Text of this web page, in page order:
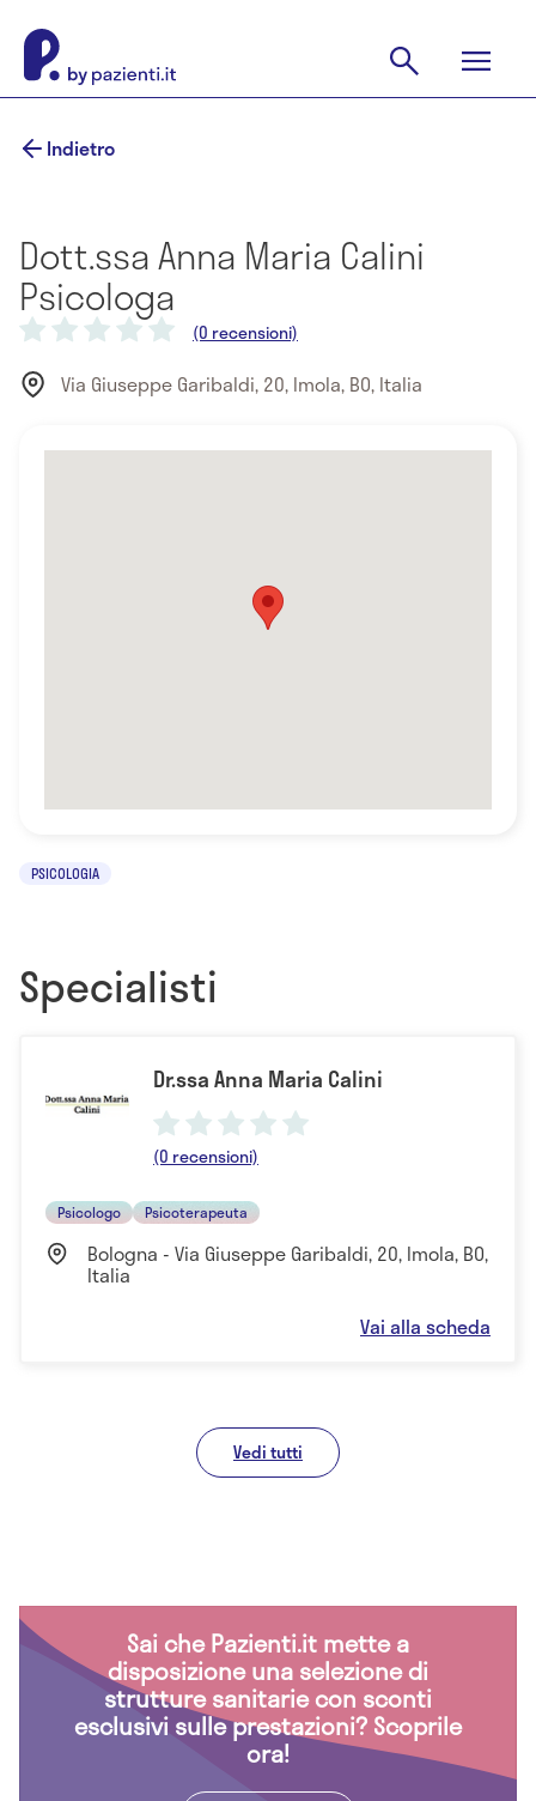
Indietro
Dott.ssa Anna Maria Calini
Psicologa
(0 recensioni)
Via Giuseppe Garibaldi, 20, Imola, BO, Italia
PSICOLOGIA
Specialisti
Dr.ssa Anna Maria Calini
(0 recensioni)
Psicologo Psicoterapeuta
Bologna - Via Giuseppe Garibaldi, 20, Imola, BO,
Italia
Vai alla scheda
Vedi tutti
Sai che Pazienti.it mette a
disposizione una selezione di
strutture sanitarie con sconti
esclusivi sulle prestazioni? Scoprile
ora!